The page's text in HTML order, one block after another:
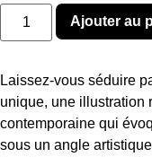
quantité
LA
Ajouter au
Laissez-vous séduire
unique, une illustration
contemporaine qui
sous un angle